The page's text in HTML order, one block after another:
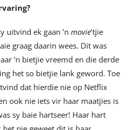
uitvind ek gaan ’n movie’tjie
graag daarin wees. Dit was
’n bietjie vreemd en die derde
het so bietjie lank geword. Toe
dat hierdie nie op Netflix
ook nie iets vir haar maatjies is
sy baie hartseer! Haar hart